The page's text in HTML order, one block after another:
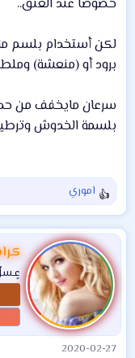
خصوصا عند العنق..
لكن أستخدام بلسم
برود أو (منعشة)
سرعان مايخفف من
بلسمة الخدوش
ا
ل
ت
ف
ا
ع
ل
ا
ت
:
اموري
2020-02-27